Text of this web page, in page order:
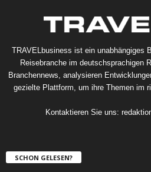
TRAVELbusiness ist ein unabhängiges
Reisebranche im deutschsprachigen
Branchennews, analysieren
gezielte Plattform, um ihre Themen im
Kontaktieren Sie uns:
SCHON GELESEN?